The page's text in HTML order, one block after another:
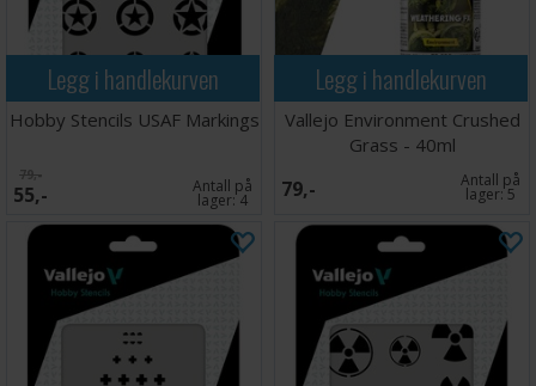
Legg i handlekurven
Hobby Stencils USAF Markings
79,-
55,- Antall på
lager:4
Legg i handlekurven
Vallejo Environment Crushed
Grass - 40ml
79,- Antall på
lager:5